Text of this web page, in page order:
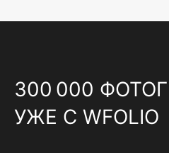
300 000
УЖЕ С WFOLIO